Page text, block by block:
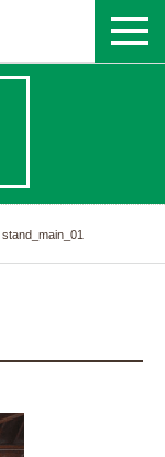
stand_main_01